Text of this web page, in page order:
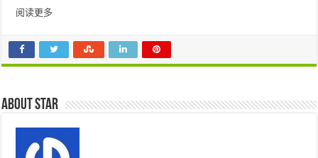
阅读更多
About star